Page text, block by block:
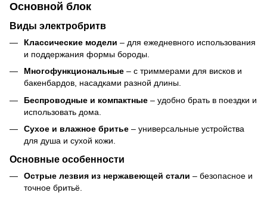
Основной блок
Виды электробритв
Классические модели – для ежедневного использования
и поддержания формы бороды.
Многофункциональные – с триммерами для висков и
бакенбардов, насадками разной длины.
Беспроводные и компактные – удобно брать в поездки и
использовать дома.
Сухое и влажное бритье – универсальные устройства
для душа и сухой кожи.
Основные особенности
Острые лезвия из нержавеющей стали – безопасное и
точное бритьё.